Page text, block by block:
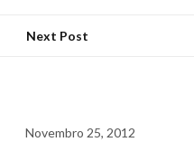
Next Post
Novembro 25, 2012